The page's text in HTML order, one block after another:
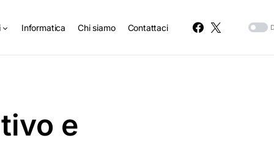
Informatica Chi siamo Contattaci
e